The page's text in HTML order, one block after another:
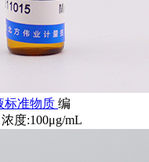
标准物质 编
度:100μg/mL